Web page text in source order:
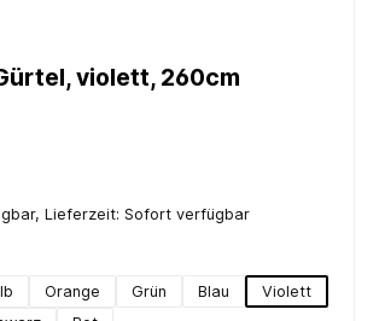
violett, 260cm
Lieferzeit: Sofort verfügbar
Orange Grün Blau
Violett